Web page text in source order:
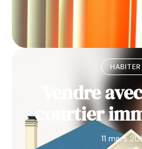
HABITER
Vendre
courtier
11 mars